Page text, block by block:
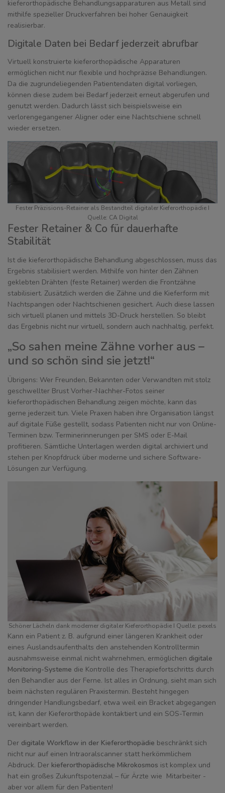
kieferorthopädische Behandlungsapparaturen aus Metall sind
mithilfe spezieller Druckverfahren bei hoher Genauigkeit
realisierbar.
Digitale Daten bei Bedarf jederzeit abrufbar
Virtuell konstruierte kieferorthopädische Apparaturen
ermöglichen nicht nur flexible und hochpräzise Behandlungen.
Da die zugrundeliegenden Patientendaten digital vorliegen,
können diese zudem bei Bedarf jederzeit erneut abgerufen und
genutzt werden. Dadurch lässt sich beispielsweise ein
verlorengegangener Aligner oder eine Nachtschiene schnell
wieder ersetzen.
Fester Präzisions-Retainer als Bestandteil digitaler Kieferorthopädie I
Quelle: CA Digital
Fester Retainer & Co für dauerhafte
Stabilität
Ist die kieferorthopädische Behandlung abgeschlossen, muss das
Ergebnis stabilisiert werden. Mithilfe von hinter den Zähnen
geklebten Drähten (feste Retainer) werden die Frontzähne
stabilisiert. Zusätzlich werden die Zähne und die Kieferform mit
Nachtspangen oder Nachtschienen gesichert. Auch diese lassen
sich virtuell planen und mittels 3D-Druck herstellen. So bleibt
das Ergebnis nicht nur virtuell, sondern auch nachhaltig, perfekt.
„So sahen meine Zähne vorher aus –
und so schön sind sie jetzt!“
Übrigens: Wer Freunden, Bekannten oder Verwandten mit stolz
geschwellter Brust Vorher-Nachher-Fotos seiner
kieferorthopädischen Behandlung zeigen möchte, kann das
gerne jederzeit tun. Viele Praxen haben ihre Organisation längst
auf digitale Füße gestellt, sodass Patienten nicht nur von Online-
Terminen bzw. Terminerinnerungen per SMS oder E-Mail
profitieren. Sämtliche Unterlagen werden digital archiviert und
stehen per Knopfdruck über moderne und sichere Software-
Lösungen zur Verfügung.
Schöner Lächeln dank moderner digitaler Kieferorthopädie I Quelle: pexels
Kann ein Patient z. B. aufgrund einer längeren Krankheit oder
eines Auslandsaufenthalts den anstehenden Kontrolltermin
ausnahmsweise einmal nicht wahrnehmen, ermöglichen digitale
Monitoring-Systeme die Kontrolle des Therapiefortschritts durch
den Behandler aus der Ferne. Ist alles in Ordnung, sieht man sich
beim nächsten regulären Praxistermin. Besteht hingegen
dringender Handlungsbedarf, etwa weil ein Bracket abgegangen
ist, kann der Kieferorthopäde kontaktiert und ein SOS-Termin
vereinbart werden.
Der digitale Workflow in der Kieferorthopädie beschränkt sich
nicht nur auf einen Intraoralscanner statt herkömmlichem
Abdruck. Der kieferorthopädische Mikrokosmos ist komplex und
hat ein großes Zukunftspotenzial – für Ärzte wie Mitarbeiter -
aber vor allem für den Patienten!